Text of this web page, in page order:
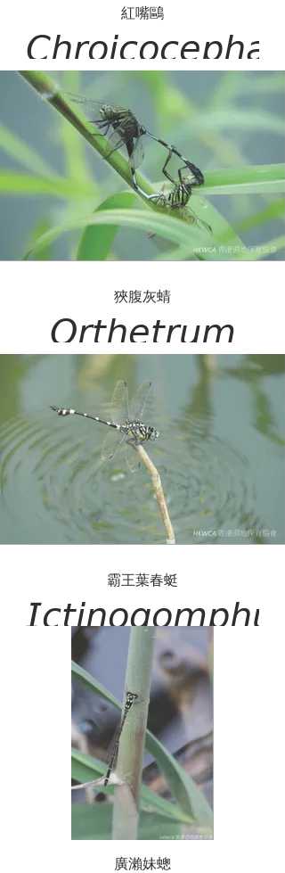
紅嘴鷗
𝘳𝘪𝘥𝘪𝘣𝘶𝘯𝘥𝘶𝘴
狹腹灰蜻
𝘖𝘳𝘵𝘩𝘦𝘵𝘳𝘶𝘮
𝘴𝘢𝘣𝘪𝘯𝘢
𝘴𝘢𝘣𝘪𝘯𝘢
霸王葉春蜓
𝘐𝘤𝘵𝘪𝘯𝘰𝘨𝘰𝘮𝘱𝘩𝘶𝘴
𝘱𝘦𝘳𝘵𝘪𝘯𝘢𝘹
廣瀨妹蟌